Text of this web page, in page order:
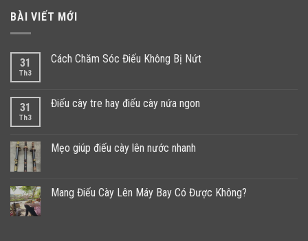
BÀI VIẾT MỚI
31
Th3
Cách Chăm Sóc Điếu Không Bị Nứt
31
Th3
Điếu cày tre hay điếu cày nứa ngon
Mẹo giúp điếu cày lên nước nhanh
Mang Điếu Cày Lên Máy Bay Có Được Không?